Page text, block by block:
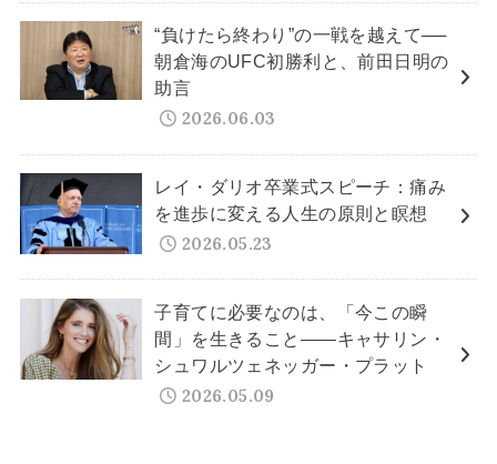
“負けたら終わり”の一戦を越えて──
朝倉海のUFC初勝利と、前田日明の
助言
2026.06.03
レイ・ダリオ卒業式スピーチ：痛み
を進歩に変える人生の原則と瞑想
2026.05.23
子育てに必要なのは、「今この瞬
間」を生きること——キャサリン・
シュワルツェネッガー・プラット
2026.05.09